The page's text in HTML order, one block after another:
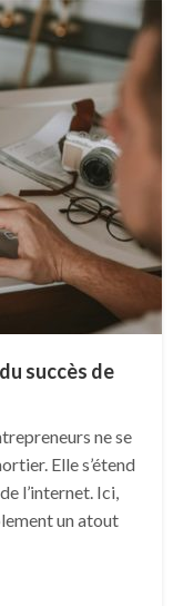
succès de
ne se
Elle s’étend
l’internet. Ici,
un atout